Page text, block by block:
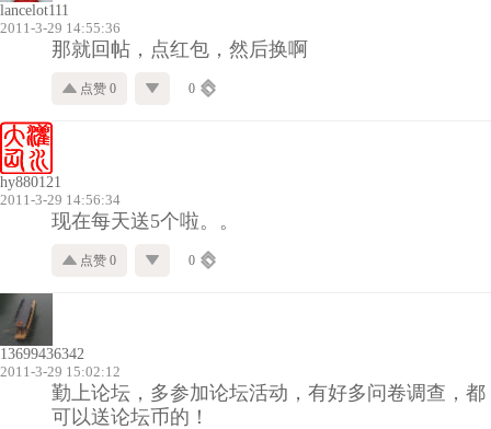
lancelot111
2011-3-29 14:55:36
那就回帖，点红包，然后换啊
点赞 0 0
hy880121
2011-3-29 14:56:34
现在每天送5个啦。。
点赞 0 0
13699436342
2011-3-29 15:02:12
勤上论坛，多参加论坛活动，有好多问卷调查，都
可以送论坛币的！